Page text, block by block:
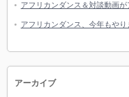
アフリカンダンス＆対談動画が
アフリカンダンス、今年もやり
アーカイブ